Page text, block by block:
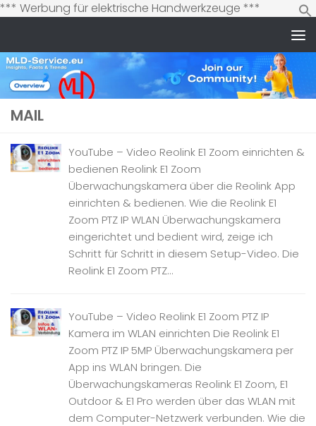
*** Werbung für elektrische Handwerkzeuge ***
Inhalt
MAIL
YouTube – Video Reolink E1 Zoom einrichten &
bedienen Reolink E1 Zoom
Überwachungskamera über die Reolink App
einrichten & bedienen. Wie die Reolink E1
Zoom PTZ IP WLAN Überwachungskamera
eingerichtet und bedient wird, zeige ich
Schritt für Schritt in diesem Setup-Video. Die
Reolink E1 Zoom PTZ...
YouTube – Video Reolink E1 Zoom PTZ IP
Kamera im WLAN einrichten Die Reolink E1
Zoom PTZ IP 5MP Überwachungskamera per
App ins WLAN bringen. Die
Überwachungskameras Reolink E1 Zoom, E1
Outdoor & E1 Pro werden über das WLAN mit
dem Computer-Netzwerk verbunden. Wie die